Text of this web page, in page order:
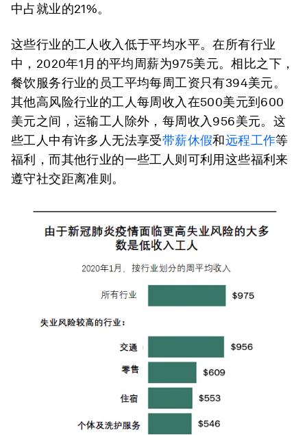
中占就业的21%。
这些行业的工人收入低于平均水平。在所有行业
中，2020年1月的平均周薪为975美元。相比之下，
餐饮服务行业的员工平均每周工资只有394美元。
其他高风险行业的工人每周收入在500美元到600
美元之间，运输工人除外，每周收入956美元。这
些工人中有许多人无法享受带薪休假和远程工作等
福利，而其他行业的一些工人则可利用这些福利来
遵守社交距离准则。